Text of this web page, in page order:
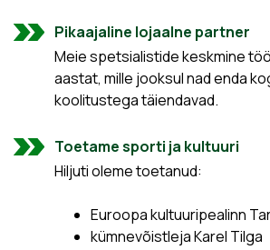
Pikaajaline lojaalne partner
Meie spetsialistide keskmine
aastat, mille jooksul nad enda
koolitustega täiendavad.
Toetame sporti ja kultuuri
Hiljuti oleme toetanud:
Euroopa kultuuripealinn
kümnevõistleja Karel Tilga